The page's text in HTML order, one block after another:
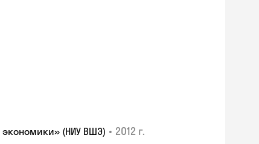
(НИУ ВШЭ) • 2012 г.